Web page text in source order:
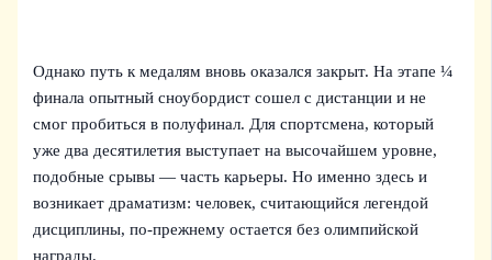
Однако путь к медалям вновь оказался закрыт. На этапе ¼
финала опытный сноубордист сошел с дистанции и не
смог пробиться в полуфинал. Для спортсмена, который
уже два десятилетия выступает на высочайшем уровне,
подобные срывы — часть карьеры. Но именно здесь и
возникает драматизм: человек, считающийся легендой
дисциплины, по-прежнему остается без олимпийской
награды.